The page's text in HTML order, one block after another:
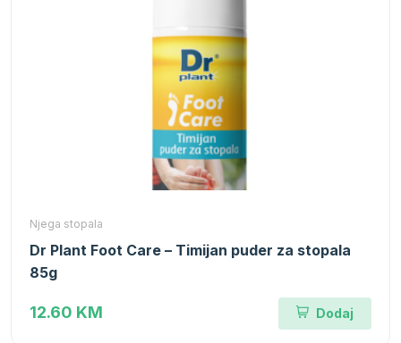
Njega stopala
Dr Plant Foot Care – Timijan puder za stopala
85g
12.60 KM Dodaj